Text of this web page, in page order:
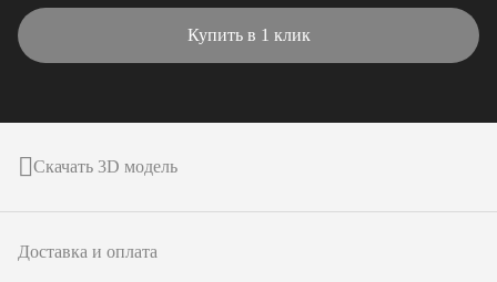
Купить в 1 клик
Скачать 3D модель
Доставка и оплата